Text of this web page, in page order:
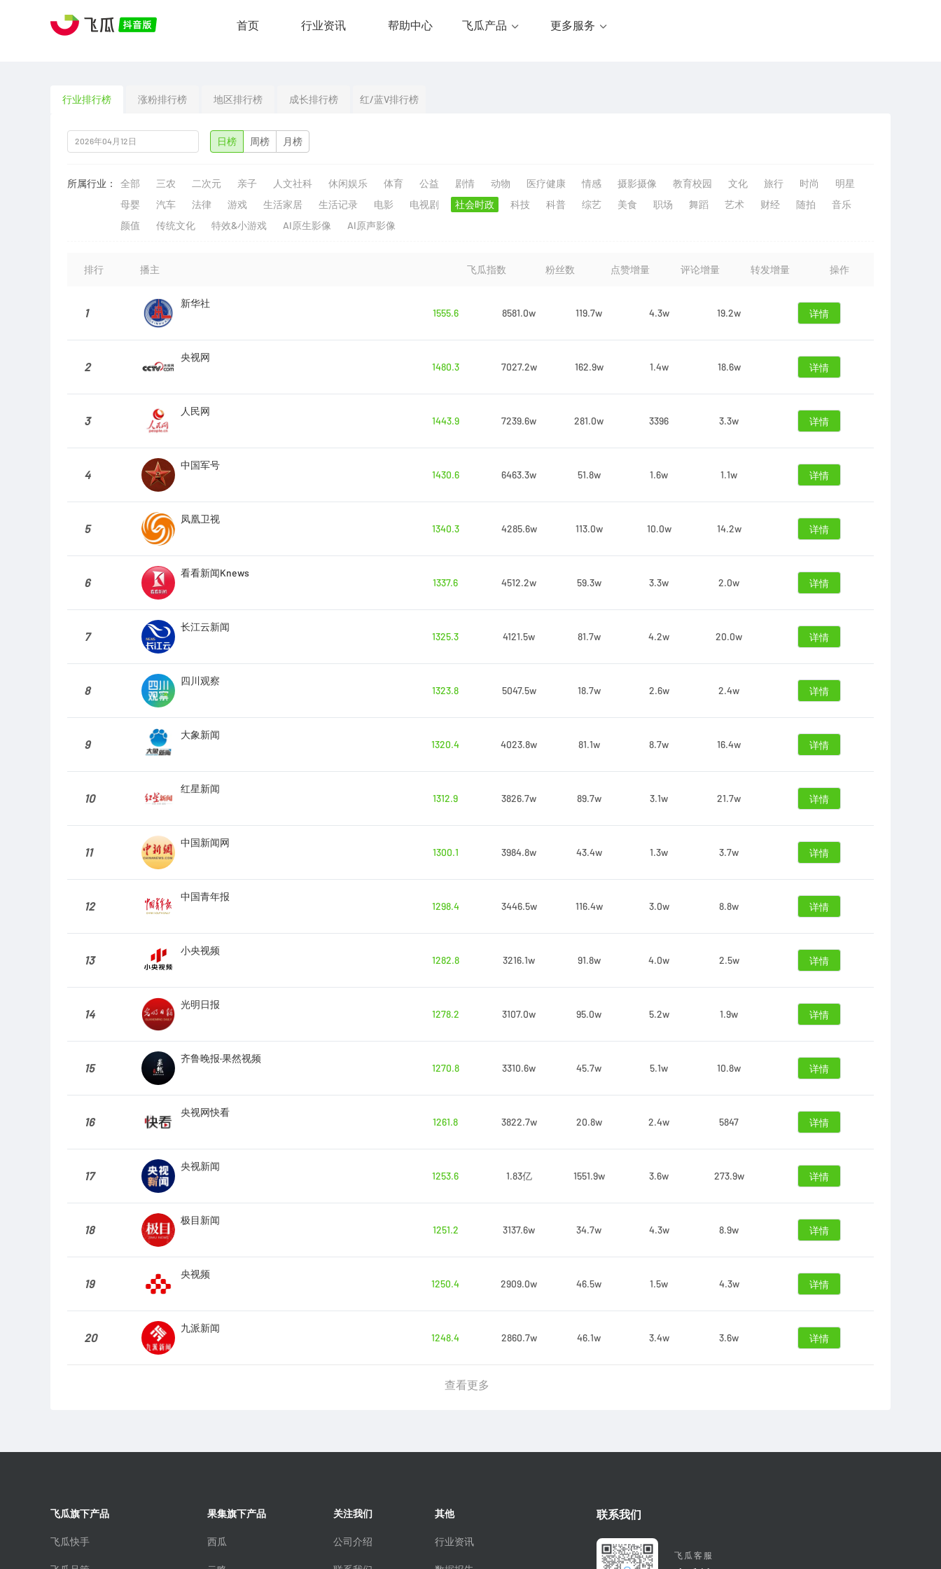
首页 行业资讯 帮助中心 飞瓜产品 更多服务
行业排行榜 涨粉排行榜 地区排行榜 成长排行榜 红/蓝V排行榜
日榜 周榜 月榜
所属行业： 全部 三农 二次元 亲子 人文社科 休闲娱乐 体育 公益 剧情 动物 医疗健康 情感 摄影摄像 教育校园 文化 旅行 时尚
明星
母婴
汽车 法律 游戏 生活家居 生活记录 电影 电视剧 社会时政 科技 科普 综艺 美食 职场 舞蹈 艺术 财经 随拍
音乐
颜值
传统文化 特效&小游戏 AI原生影像 AI原声影像
排行 播主 飞瓜指数 粉丝数 点赞增量 评论增量 转发增量 操作
1
新华社
1555.6
8581.0w 119.7w 4.3w 19.2w 详情
2
央视网
1480.3
7027.2w 162.9w 1.4w 18.6w 详情
3
人民网
1443.9
7239.6w 281.0w 3396 3.3w 详情
4
中国军号
1430.6
6463.3w 51.8w 1.6w 1.1w 详情
5
凤凰卫视
1340.3
4285.6w 113.0w 10.0w 14.2w 详情
6
看看新闻Knews
1337.6
4512.2w 59.3w 3.3w 2.0w 详情
7
长江云新闻
1325.3
4121.5w 81.7w 4.2w 20.0w 详情
8
四川观察
1323.8
5047.5w 18.7w 2.6w 2.4w 详情
9
大象新闻
1320.4
4023.8w 81.1w 8.7w 16.4w 详情
10
红星新闻
1312.9
3826.7w 89.7w 3.1w 21.7w 详情
11
中国新闻网
1300.1
3984.8w 43.4w 1.3w 3.7w 详情
12
中国青年报
1298.4
3446.5w 116.4w 3.0w 8.8w 详情
13
小央视频
1282.8
3216.1w 91.8w 4.0w 2.5w 详情
14
光明日报
1278.2
3107.0w 95.0w 5.2w 1.9w 详情
15
齐鲁晚报·果然视频
1270.8
3310.6w 45.7w 5.1w 10.8w 详情
16
央视网快看
1261.8
3822.7w 20.8w 2.4w 5847 详情
17
央视新闻
1253.6
1.83亿 1551.9w 3.6w 273.9w 详情
18
极目新闻
1251.2
3137.6w 34.7w 4.3w 8.9w 详情
19
央视频
1250.4
2909.0w 46.5w 1.5w 4.3w 详情
20
九派新闻
1248.4
2860.7w 46.1w 3.4w 3.6w 详情
查看更多
飞瓜旗下产品
飞瓜快手
果集旗下产品
西瓜
关注我们
公司介绍
其他
行业资讯
联系我们
飞瓜客服